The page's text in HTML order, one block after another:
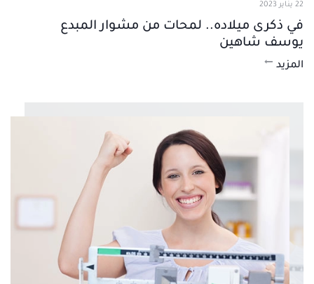
22 يناير 2023
في ذكرى ميلاده.. لمحات من مشوار المبدع
يوسف شاهين
المزيد